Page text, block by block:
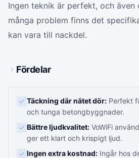
Ingen teknik är perfekt, och även
många problem finns det
kan vara till nackdel.
Fördelar
Täckning där nätet dör: Perfekt
och tunga betongbyggnader.
Bättre ljudkvalitet: VoWiFi
ger ett klart och krispigt ljud.
Ingen extra kostnad: Ingår hos